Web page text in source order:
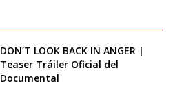
DON’T LOOK BACK IN ANGER |
Teaser Tráiler Oficial del
Documental